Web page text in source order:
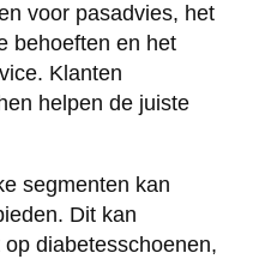
voor pasadvies, het
behoeften en het
Klanten
helpen de juiste
segmenten kan
Dit kan
diabetesschoenen,